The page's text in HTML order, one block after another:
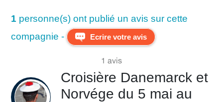
Blog
Forum Croisieres
1 personne(s) ont publié un avis sur cette
compagnie -
Ecrire votre avis
1 avis
Croisière Danemarck et
Norvége du 5 mai au